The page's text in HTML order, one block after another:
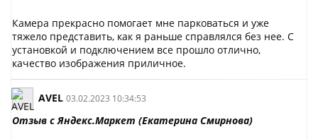
Камера прекрасно помогает мне парковаться и уже
тяжело представить, как я раньше справлялся без нее. С
установкой и подключением все прошло отлично,
качество изображения приличное.
AVEL 03.02.2023 10:34:53
Отзыв с Яндекс.Маркет (Екатерина Смирнова)